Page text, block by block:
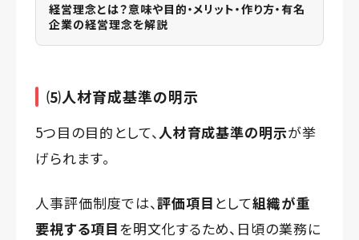
経営理念とは？意味や目的・メリット・作り方・有名
企業の経営理念を解説
⑸人材育成基準の明示
5つ目の目的として、人材育成基準の明示が挙
げられます。
人事評価制度では、評価項目 として組織が重
要視する項目を明文化するため、日頃の業務に